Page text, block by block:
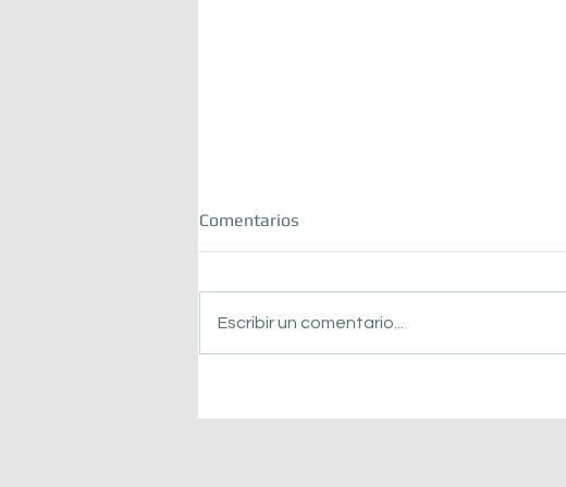
En N4 vivimos el mundial
Comentarios
Escribir un comentario...